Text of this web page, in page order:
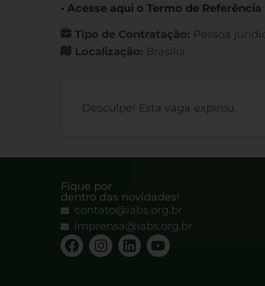
• Acesse aqui o Termo de
Tipo de Contratação: Pessoa
Localização: Brasília
Desculpe! Esta vaga expirou.
Fique por
dentro das novidades!
contato@iabs.org.br
imprensa@iabs.org.br